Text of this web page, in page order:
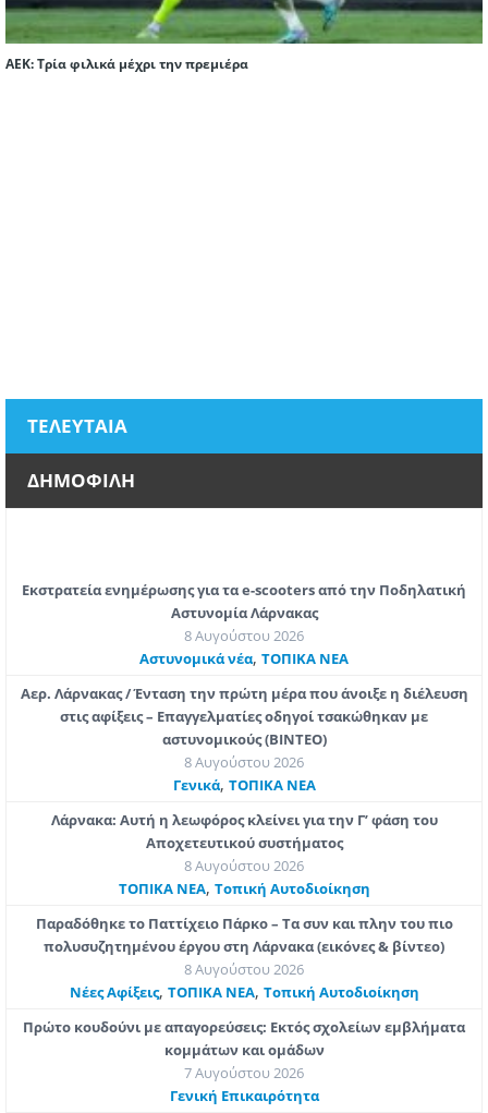
ΑΕΚ: Τρία φιλικά μέχρι την πρεμιέρα
ΤΕΛΕΥΤΑΙΑ
ΔΗΜΟΦΙΛΗ
Εκστρατεία ενημέρωσης για τα e-scooters από την Ποδηλατική
Αστυνομία Λάρνακας
8 Αυγούστου 2026
Aστυνομικά νέα, ΤΟΠΙΚΑ ΝΕΑ
Αερ. Λάρνακας / Ένταση την πρώτη μέρα που άνοιξε η διέλευση
στις αφίξεις – Επαγγελματίες οδηγοί τσακώθηκαν με
αστυνομικούς (ΒΙΝΤΕΟ)
8 Αυγούστου 2026
Γενικά, ΤΟΠΙΚΑ ΝΕΑ
Λάρνακα: Αυτή η λεωφόρος κλείνει για την Γ’ φάση του
Αποχετευτικού συστήματος
8 Αυγούστου 2026
ΤΟΠΙΚΑ ΝΕΑ, Τοπική Αυτοδιοίκηση
Παραδόθηκε το Παττίχειο Πάρκο – Τα συν και πλην του πιο
πολυσυζητημένου έργου στη Λάρνακα (εικόνες & βίντεο)
8 Αυγούστου 2026
Νέες Αφίξεις, ΤΟΠΙΚΑ ΝΕΑ, Τοπική Αυτοδιοίκηση
Πρώτο κουδούνι με απαγορεύσεις: Εκτός σχολείων εμβλήματα
κομμάτων και ομάδων
7 Αυγούστου 2026
Γενική Επικαιρότητα